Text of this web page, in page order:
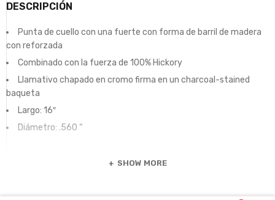
DESCRIPCIÓN
Punta de cuello con una fuerte con forma de barril de madera
con reforzada
Combinado con la fuerza de 100% Hickory
Llamativo chapado en cromo firma en un charcoal-stained
baqueta
Largo: 16″
Diámetro: .560 “
SHOW MORE